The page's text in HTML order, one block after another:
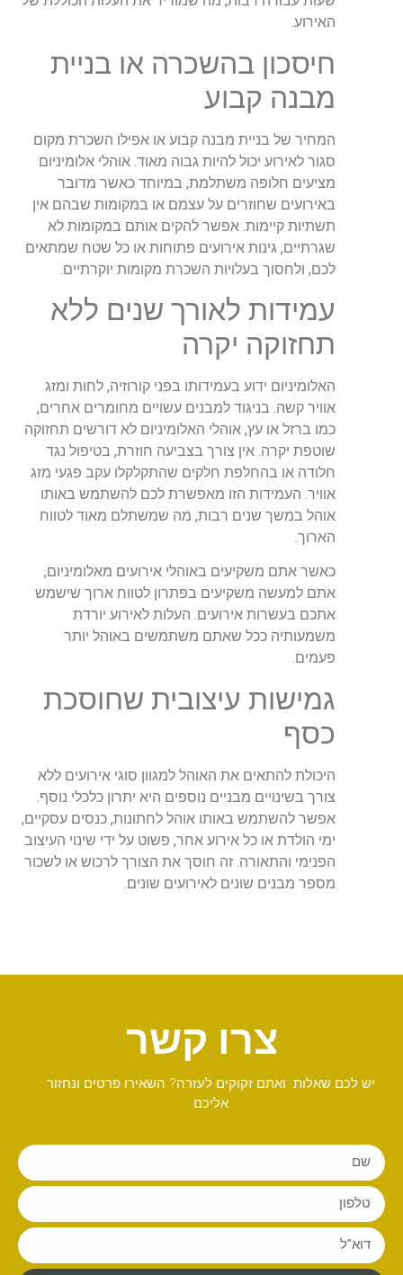
האירוע.
חיסכון בהשכרה או בניית
מבנה קבוע
המחיר של בניית מבנה קבוע או אפילו השכרת מקום
סגור לאירוע יכול להיות גבוה מאוד. אוהלי אלומיניום
מציעים חלופה משתלמת, במיוחד כאשר מדובר
באירועים שחוזרים על עצמם או במקומות שבהם אין
תשתיות קיימות. אפשר להקים אותם במקומות לא
שגרתיים, גינות אירועים פתוחות או כל שטח שמתאים
לכם, ולחסוך בעלויות השכרת מקומות יוקרתיים.
עמידות לאורך שנים ללא
תחזוקה יקרה
האלומיניום ידוע בעמידותו בפני קורוזיה, לחות ומזג
אוויר קשה. בניגוד למבנים עשויים מחומרים אחרים,
כמו ברזל או עץ, אוהלי האלומיניום לא דורשים תחזוקה
שוטפת יקרה. אין צורך בצביעה חוזרת, בטיפול נגד
חלודה או בהחלפת חלקים שהתקלקלו עקב פגעי מזג
אוויר. העמידות הזו מאפשרת לכם להשתמש באותו
אוהל במשך שנים רבות, מה שמשתלם מאוד לטווח
הארוך.
כאשר אתם משקיעים באוהלי אירועים מאלומיניום,
אתם למעשה משקיעים בפתרון לטווח ארוך שישמש
אתכם בעשרות אירועים. העלות לאירוע יורדת
משמעותיה ככל שאתם משתמשים באוהל יותר
פעמים.
גמישות עיצובית שחוסכת
כסף
היכולת להתאים את האוהל למגוון סוגי אירועים ללא
צורך בשינויים מבניים נוספים היא יתרון כלכלי נוסף.
אפשר להשתמש באותו אוהל לחתונות, כנסים עסקיים,
ימי הולדת או כל אירוע אחר, פשוט על ידי שינוי העיצוב
הפנימי והתאורה. זה חוסך את הצורך לרכוש או לשכור
מספר מבנים שונים לאירועים שונים.
צרו קשר
יש לכם שאלות ואתם זקוקים לעזרה? השאירו פרטים ונחזור
אליכם